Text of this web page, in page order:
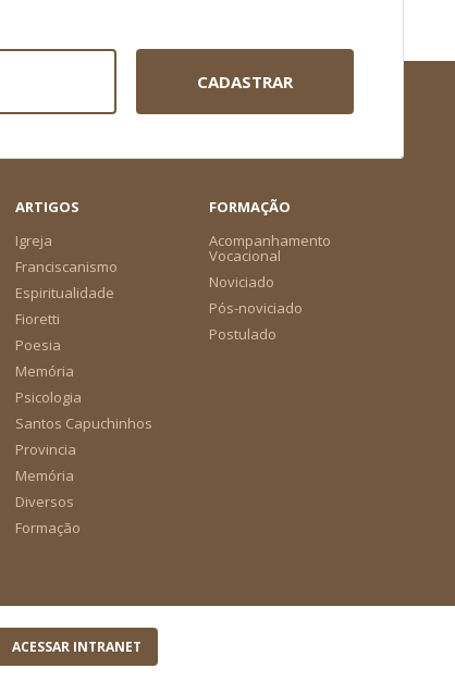
CADASTRAR
ARTIGOS
Igreja
Franciscanismo
Espiritualidade
Fioretti
Poesia
Memória
Psicologia
Santos Capuchinhos
Provincia
Memória
Diversos
Formação
FORMAÇÃO
Acompanhamento
Vocacional
Noviciado
Pós-noviciado
Postulado
ACESSAR INTRANET